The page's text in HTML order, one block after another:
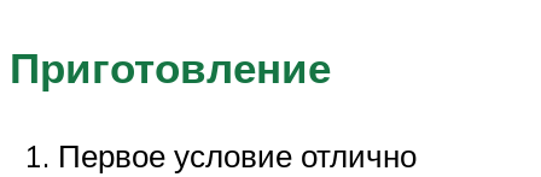
Приготовление
Первое условие отлично